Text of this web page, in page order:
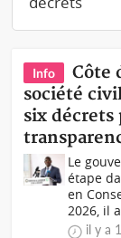
Info
Côte
société
six décrets
Le
étape
en
2026, il
il y a